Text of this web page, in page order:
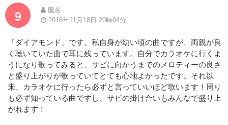
9
匿名
2016年11月18日 20時04分
「ダイアモンド」です。私自身が幼い頃の曲ですが、両親が良
く聴いていた曲で耳に残っています。自分でカラオケに行くよ
うになり歌ってみると、サビに向かうまでのメロディーの良さ
と盛り上がりが歌っていてとても心地よかったです。それ以
来、カラオケに行ったら必ずと言っていいほど歌います！周り
も必ず知っている曲ですし、サビの掛け合いもみんなで盛り上
がれます！